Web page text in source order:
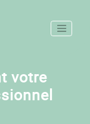
votre